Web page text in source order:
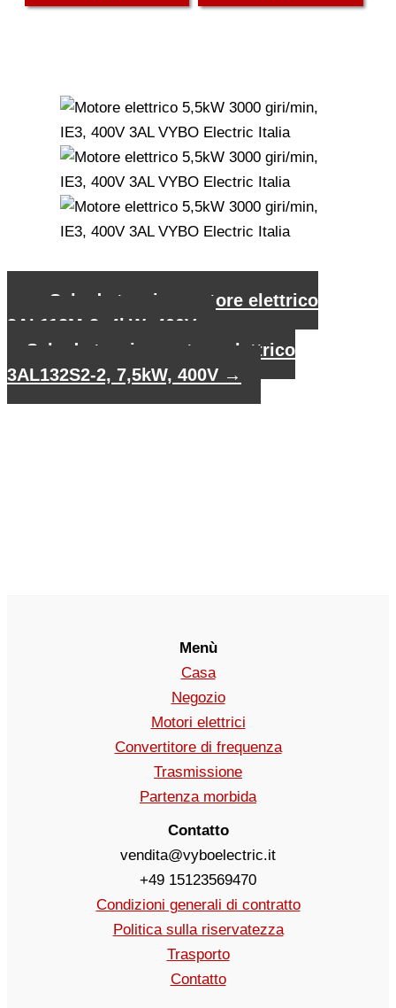
Scheda tecnica motore elettrico
3AL112M-2, 4kW, 400V
Scheda tecnica motore elettrico
3AL132S2-2, 7,5kW, 400V →
Menù
Casa
Negozio
Motori elettrici
Convertitore di frequenza
Trasmissione
Partenza morbida
Contatto
vendita@vyboelectric.it
+49 15123569470
Condizioni generali di contratto
Politica sulla riservatezza
Trasporto
Contatto